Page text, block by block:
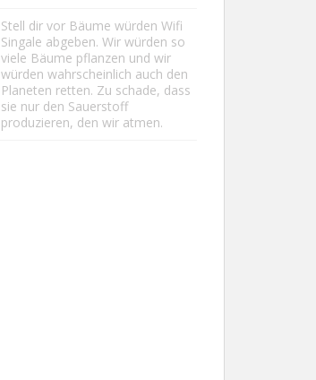
Stell dir vor Bäume würden Wifi
Singale abgeben. Wir würden so
viele Bäume pflanzen und wir
würden wahrscheinlich auch den
Planeten retten. Zu schade, dass
sie nur den Sauerstoff
produzieren, den wir atmen.